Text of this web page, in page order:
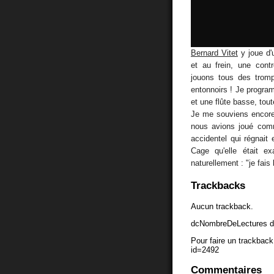
Bernard Vitety joue
et au frein, une
jouons tous des
entonnoirs ! Je
et une flûte basse,
Je me souviens
nous avions joué
accidentel qui régnait
Cage qu'elle était
naturellement : "je
Trackbacks
Aucun trackback.
dcNombreDeLectures
Pour faire un
id=2492
Commentaires